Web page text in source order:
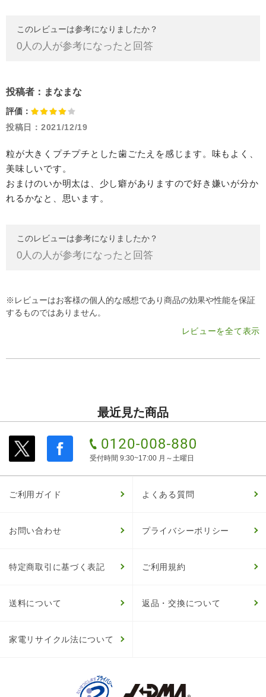
このレビューは参考になりましたか？
0人の人が参考になったと回答
投稿者： まなまな
評価：
投稿日： 2021/12/19
粒が大きくプチプチとした歯ごたえを感じます。味もよく、
美味しいです。
おまけのいか明太は、少し癖がありますので好き嫌いが分か
れるかなと、思います。
このレビューは参考になりましたか？
0人の人が参考になったと回答
※レビューはお客様の個人的な感想であり商品の効果や性能を保証
するものではありません。
レビューを全て表示
最近見た商品
受付時間 9:30~17:00 月～土曜日
ご利用ガイド よくある質問
お問い合わせ プライバシーポリシー
特定商取引に基づく表記 ご利用規約
送料について 返品・交換について
家電リサイクル法について